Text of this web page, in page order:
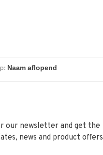
our newsletter and get the
news and product offers